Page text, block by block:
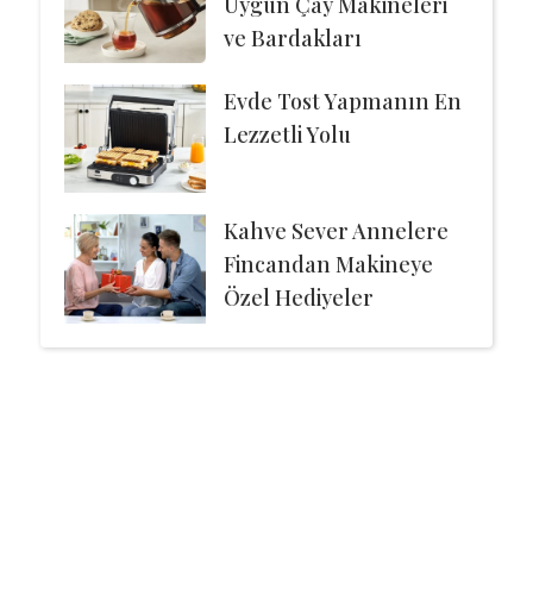
ve Bardakları
Evde Tost Yapmanın En
Lezzetli Yolu
Kahve Sever Annelere
Fincandan Makineye
Özel Hediyeler